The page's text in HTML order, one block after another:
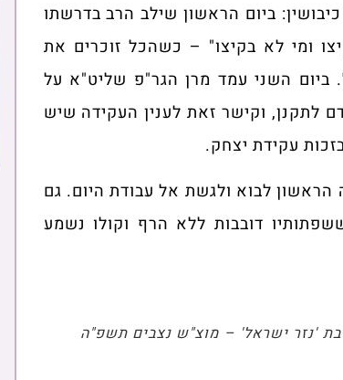
ביום הראשון שילב הרב בדרשתו
ומי לא בקיצו" – כשהכל זוכרים את
ביום השני עמד מרן הגר"פ שליט"א על
לתקנן, וקישר זאת לענין העקידה שיש
עקידת יצחק.
לבוא ולגשת אל עבודת היום. גם
דובבות ללא הרף וקולו נשמע
'נזר ישראל' – מוצ"ש נצבים תשפ"ה